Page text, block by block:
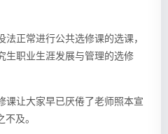
正常进行公共选修课的选课，
生职业生涯发展与管理的选修
课让大家早已厌倦了老师照本宣
及。